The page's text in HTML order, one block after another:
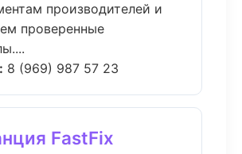
производителей и
проверенные
8 (969) 987 57 23
FastFix